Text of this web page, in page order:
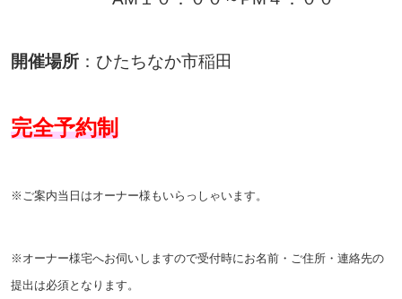
開催場所： ひたちなか市稲田
完全予約制
※ご案内当日はオーナー様もいらっしゃいます。
※オーナー様宅へお伺いしますので受付時にお名前・ご住所・連絡先の
提出は必須となります。